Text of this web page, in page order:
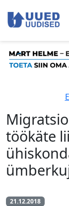
töökäte
21.12.2018